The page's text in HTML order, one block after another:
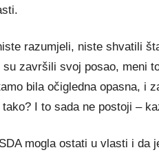
razumjeli, niste shvatili
završili svoj posao, meni
bila očigledna opasna, i
I to sada ne postoji –
mogla ostati u vlasti i da